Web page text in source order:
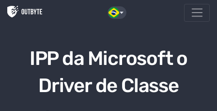
Pular para o conteúdo
IPP da Microsoft o
Driver de Classe